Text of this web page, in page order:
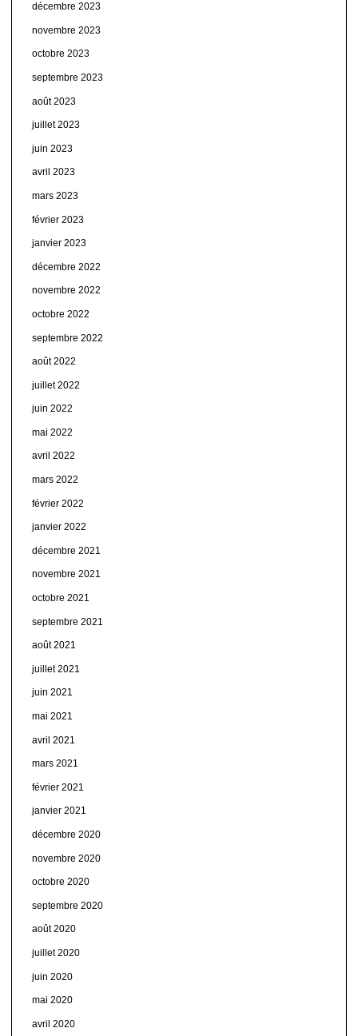
décembre 2023
novembre 2023
octobre 2023
septembre 2023
août 2023
juillet 2023
juin 2023
avril 2023
mars 2023
février 2023
janvier 2023
décembre 2022
novembre 2022
octobre 2022
septembre 2022
août 2022
juillet 2022
juin 2022
mai 2022
avril 2022
mars 2022
février 2022
janvier 2022
décembre 2021
novembre 2021
octobre 2021
septembre 2021
août 2021
juillet 2021
juin 2021
mai 2021
avril 2021
mars 2021
février 2021
janvier 2021
décembre 2020
novembre 2020
octobre 2020
septembre 2020
août 2020
juillet 2020
juin 2020
mai 2020
avril 2020